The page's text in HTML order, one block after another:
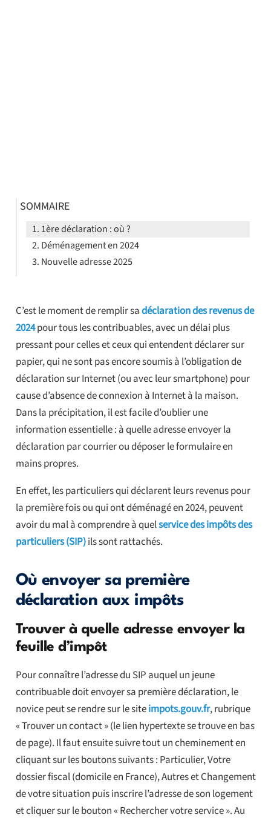
C’est le moment de remplir sadéclaration des revenus de
2024pour tous les contribuables, avec un délai plus
pressant pour celles et ceux qui entendent déclarer sur
papier, qui ne sont pas encore soumis à l’obligation de
déclaration sur Internet (ou avec leur smartphone) pour
cause d’absence de connexion à Internet à la maison.
Dans la précipitation, il est facile d’oublier une
information essentielle : à quelle adresse envoyer la
déclaration par courrier ou déposer le formulaire en
mains propres.
En effet, les particuliers qui déclarent leurs revenus pour
la première fois ou qui ont déménagé en 2024, peuvent
avoir du mal à comprendre à quelservice des impôts des
particuliers (SIP)ils sont rattachés.
Où envoyer sa première
déclaration aux impôts
Trouver à quelle adresse envoyer la
feuille d’impôt
Pour connaître l’adresse du SIP auquel un jeune
contribuable doit envoyer sa première déclaration, le
novice peut se rendre sur le siteimpots.gouv.fr, rubrique
« Trouver un contact » (le lien hypertexte se trouve en bas
de page). Il faut ensuite suivre tout un cheminement en
cliquant sur les boutons suivants : Particulier, Votre
dossier fiscal (domicile en France), Autres et Changement
de votre situation puis inscrire l’adresse de son logement
et cliquer sur le bouton « Rechercher votre service ». Au
SOMMAIRE
1ère déclaration : où ?
Déménagement en 2024
Nouvelle adresse 2025